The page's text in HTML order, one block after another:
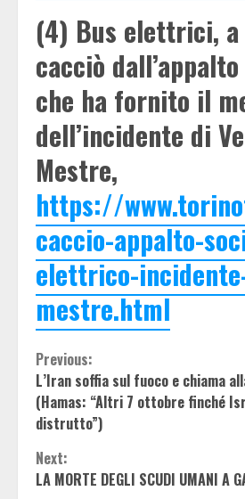
(4) Bus elettrici,
cacciò
che ha fornito il
dell’incidente di
Mestre,
https://
caccio-appalto-
elettrico-
mestre.html
Continue
Reading
Previous:
L’Iran soffia sul fuoco e chiama
(Hamas: “Altri 7 ottobre finché
distrutto”)
Next:
LA MORTE DEGLI SCUDI UMANI A